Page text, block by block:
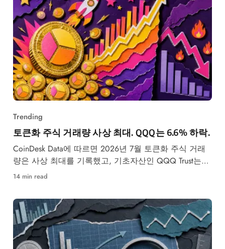
Trending
토큰화 주식 거래량 사상 최대. QQQ는 6.6% 하락.
CoinDesk Data에 따르면 2026년 7월 토큰화 주식 거래
량은 사상 최대를 기록했고, 기초자산인 QQQ Trust는
6.6% 하락했다.
14 min read